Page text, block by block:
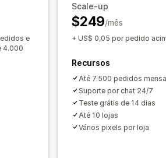
Painel de controle de análises
Análise histórica Conformidade
e
4.000
Scale-up
$249/mês
+ US$ 0,05 por pedido
Recursos
Até 7.500 pedidos
Suporte por chat 24/7
Teste grátis de 14 dias
Até 10 lojas
Vários pixels por loja